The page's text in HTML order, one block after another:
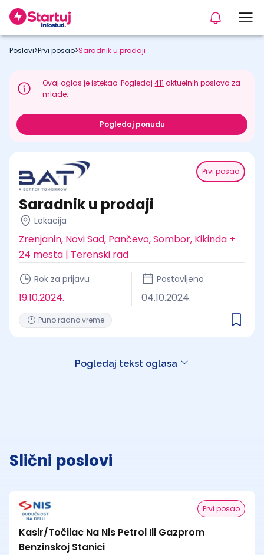
Poslovi>Prvi posao>Saradnik u prodaji
Ovaj oglas je istekao. Pogledaj411 aktuelnih poslova za
mlade.
Pogledaj ponudu
Prvi posao
Saradnik u prodaji
Lokacija
Zrenjanin, Novi Sad, Pančevo, Sombor, Kikinda +
24 mesta | Terenski rad
Rok za prijavu
19.10.2024.
Postavljeno
04.10.2024.
Puno radno vreme
Pogledaj tekst oglasa
Slični poslovi
Prvi posao
Kasir/Točilac Na Nis Petrol Ili Gazprom
Benzinskoj Stanici